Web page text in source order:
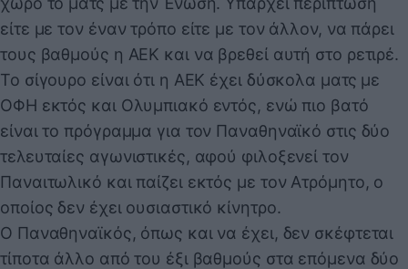
είτε με τον έναν τρόπο είτε με τον άλλον, να πάρει
τους βαθμούς η ΑΕΚ και να βρεθεί αυτή στο ρετιρέ.
Το σίγουρο είναι ότι η ΑΕΚ έχει δύσκολα ματς με
ΟΦΗ εκτός και Ολυμπιακό εντός, ενώ πιο βατό
είναι το πρόγραμμα για τον Παναθηναϊκό στις δύο
τελευταίες αγωνιστικές, αφού φιλοξενεί τον
Παναιτωλικό και παίζει εκτός με τον Ατρόμητο, ο
οποίος δεν έχει ουσιαστικό κίνητρο.
Ο Παναθηναϊκός, όπως και να έχει, δεν σκέφτεται
τίποτα άλλο από του έξι βαθμούς στα επόμενα δύο